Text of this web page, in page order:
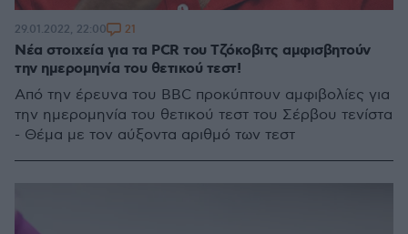
Νέα στοιχεία για τα PCR του Τζόκοβιτς αμφισβητούν
την ημερομηνία του θετικού τεστ!
Από την έρευνα του BBC προκύπτουν αμφιβολίες για
την ημερομηνία του θετικού τεστ του Σέρβου τενίστα
- Θέμα με τον αύξοντα αριθμό των τεστ
29.01.2022, 22:00 21